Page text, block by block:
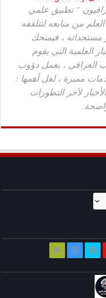
" تطبيق علمي
من منابعه لتتلقفه
مستجداته ، فيمنحك
العلمية التي يقوم
العراقي ، بعمل دؤوب
مميزة ، لعل أهمها :
لآخر التطورات